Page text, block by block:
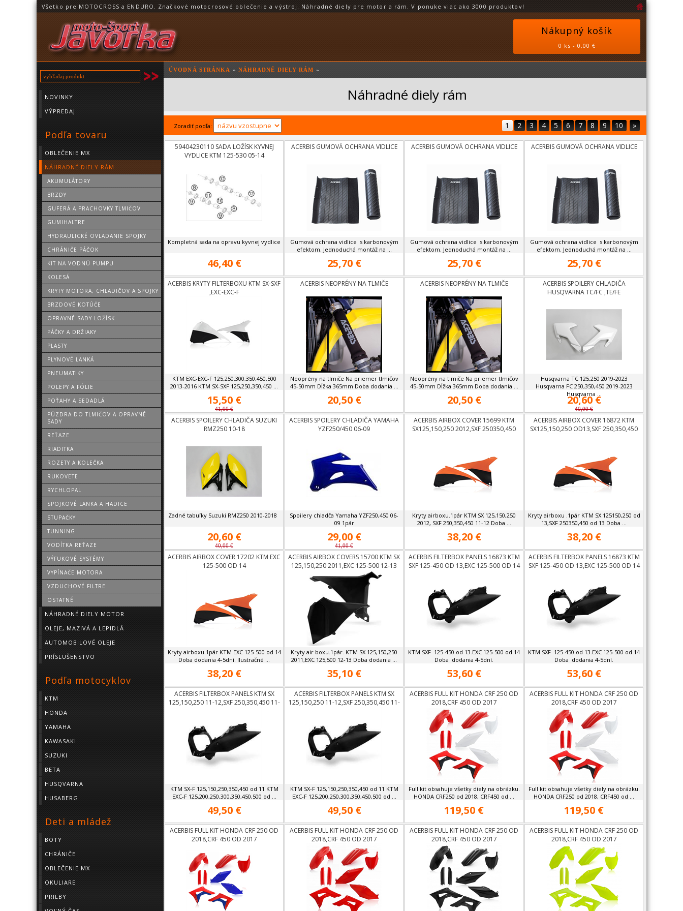
Všetko pre MOTOCROSS a ENDURO. Značkové motocrosové oblečenie a výstroj. Náhradné diely pre motor a rám. V ponuke viac ako 3000 produktov!
Nákupný košík
0 ks - 0,00 €
NOVINKY
VÝPREDAJ
Podľa tovaru
OBLEČENIE MX
NÁHRADNÉ DIELY RÁM
AKUMULÁTORY
BRZDY
GUFERÁ A PRACHOVKY TLMIČOV
GUMIHALTRE
HYDRAULICKÉ OVLADANIE SPOJKY
CHRÁNIČE PÁČOK
KIT NA VODNÚ PUMPU
KOLESÁ
KRYTY MOTORA, CHLADIČOV A SPOJKY
BRZDOVÉ KOTÚČE
OPRAVNÉ SADY LOŽÍSK
PÁČKY A DRŽIAKY
PLASTY
PLYNOVÉ LANKÁ
PNEUMATIKY
POLEPY A FÓLIE
POŤAHY A SEDADLÁ
PÚZDRA DO TLMIČOV A OPRAVNÉ
SADY
REŤAZE
RIADITKA
ROZETY A KOLEČKA
RUKOVETE
RYCHLOPAL
SPOJKOVÉ LANKA A HADICE
STUPAČKY
TUNNING
VODÍTKA REŤAZE
VÝFUKOVÉ SYSTÉMY
VYPÍNAČE MOTORA
VZDUCHOVÉ FILTRE
OSTATNÉ
NÁHRADNÉ DIELY MOTOR
OLEJE, MAZIVÁ A LEPIDLÁ
AUTOMOBILOVÉ OLEJE
PRÍSLUŠENSTVO
Podľa motocyklov
KTM
HONDA
YAMAHA
KAWASAKI
SUZUKI
BETA
HUSQVARNA
HUSABERG
Deti a mládež
BOTY
CHRÁNIČE
OBLEČENIE MX
OKULIARE
PRILBY
ÚVODNÁ STRÁNKA » NÁHRADNÉ DIELY RÁM »
Náhradné diely rám
Zoradiť podľa: 1 2 3 4 5 6 7 8 9 10 »
59404230110 SADA LOŽÍSK KYVNEJ
VYDLICE KTM 125-530 05-14
Kompletná sada na opravu kyvnej vydlice
46,40 €
ACERBIS GUMOVÁ OCHRANA VIDLICE
Gumová ochrana vidlice s karbonovým
efektom. Jednoduchá montáž na ...
25,70 €
ACERBIS GUMOVÁ OCHRANA VIDLICE
Gumová ochrana vidlice s karbonovým
efektom. Jednoduchá montáž na ...
25,70 €
ACERBIS GUMOVÁ OCHRANA VIDLICE
Gumová ochrana vidlice s karbonovým
efektom. Jednoduchá montáž na ...
25,70 €
ACERBIS KRYTY FILTERBOXU KTM SX-SXF
,EXC-EXC-F
KTM EXC-EXC-F 125,250,300,350,450,500
2013-2016 KTM SX-SXF 125,250,350,450 ...
15,50 €
41,00 €
ACERBIS NEOPRÉNY NA TLMIČE
Neoprény na tlmiče Na priemer tlmičov
45-50mm Dĺžka 365mm Doba dodania ...
20,50 €
ACERBIS NEOPRÉNY NA TLMIČE
Neoprény na tlmiče Na priemer tlmičov
45-50mm Dĺžka 365mm Doba dodania ...
20,50 €
ACERBIS SPOILERY CHLADIČA
HUSQVARNA TC/FC ,TE/FE
Husqvarna TC 125,250 2019-2023
Husqvarna FC 250,350,450 2019-2023
Husqvarna ...
20,60 €
40,00 €
ACERBIS SPOILERY CHLADIČA SUZUKI
RMZ250 10-18
Zadné tabuľky Suzuki RMZ250 2010-2018
20,60 €
40,00 €
ACERBIS SPOILERY CHLADIČA YAMAHA
YZF250/450 06-09
Spoilery chladča Yamaha YZF250,450 06-
09 1pár
29,00 €
41,00 €
ACERBIS AIRBOX COVER 15699 KTM
SX125,150,250 2012,SXF 250350,450
Kryty airboxu.1pár KTM SX 125,150,250
2012, SXF 250,350,450 11-12 Doba ...
38,20 €
ACERBIS AIRBOX COVER 16872 KTM
SX125,150,250 OD13,SXF 250,350,450
Kryty airboxu .1pár KTM SX 125150,250 od
13,SXF 250350,450 od 13 Doba ...
38,20 €
ACERBIS AIRBOX COVER 17202 KTM EXC
125-500 OD 14
Kryty airboxu.1pár KTM EXC 125-500 od 14
Doba dodania 4-5dní. Ilustračné ...
38,20 €
ACERBIS AIRBOX COVERS 15700 KTM SX
125,150,250 2011,EXC 125-500 12-13
Kryty air boxu.1pár. KTM SX 125,150,250
2011,EXC 125,500 12-13 Doba dodania ...
35,10 €
ACERBIS FILTERBOX PANELS 16873 KTM
SXF 125-450 OD 13,EXC 125-500 OD 14
KTM SXF 125-450 od 13.EXC 125-500 od 14
Doba dodania 4-5dní.
53,60 €
ACERBIS FILTERBOX PANELS 16873 KTM
SXF 125-450 OD 13,EXC 125-500 OD 14
KTM SXF 125-450 od 13.EXC 125-500 od 14
Doba dodania 4-5dní.
53,60 €
ACERBIS FILTERBOX PANELS KTM SX
125,150,250 11-12,SXF 250,350,450 11-
KTM SX-F 125,150,250,350,450 od 11 KTM
EXC-F 125,200,250,300,350,450,500 od ...
49,50 €
ACERBIS FILTERBOX PANELS KTM SX
125,150,250 11-12,SXF 250,350,450 11-
KTM SX-F 125,150,250,350,450 od 11 KTM
EXC-F 125,200,250,300,350,450,500 od ...
49,50 €
ACERBIS FULL KIT HONDA CRF 250 OD
2018,CRF 450 OD 2017
Full kit obsahuje všetky diely na obrázku.
HONDA CRF250 od 2018, CRF450 od ...
119,50 €
ACERBIS FULL KIT HONDA CRF 250 OD
2018,CRF 450 OD 2017
Full kit obsahuje všetky diely na obrázku.
HONDA CRF250 od 2018, CRF450 od ...
119,50 €
ACERBIS FULL KIT HONDA CRF 250 OD
2018,CRF 450 OD 2017
ACERBIS FULL KIT HONDA CRF 250 OD
2018,CRF 450 OD 2017
ACERBIS FULL KIT HONDA CRF 250 OD
2018,CRF 450 OD 2017
ACERBIS FULL KIT HONDA CRF 250 OD
2018,CRF 450 OD 2017